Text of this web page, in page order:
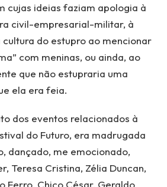
cujas ideias faziam apologia à
civil-empresarial-militar, à
do estupro ao mencionar
com meninas, ou ainda, ao
que não estupraria uma
ela era feia.
dos eventos relacionados à
do Futuro, era madrugada
dançado, me emocionado,
Teresa Cristina, Zélia Duncan,
Ferro, Chico César, Geraldo